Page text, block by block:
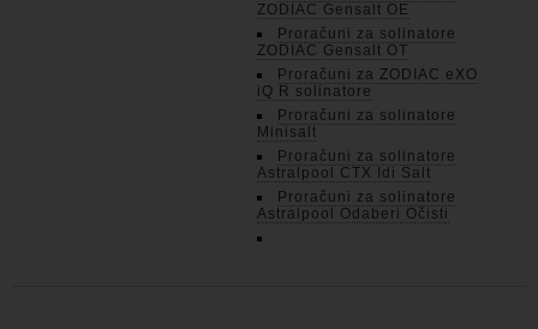
ZODIAC Gensalt OE
Proračuni za solinatore
ZODIAC Gensalt OT
Proračuni za ZODIAC eXO
iQ R solinatore
Proračuni za solinatore
Minisalt
Proračuni za solinatore
Astralpool CTX Idi Salt
Proračuni za solinatore
Astralpool Odaberi Očisti